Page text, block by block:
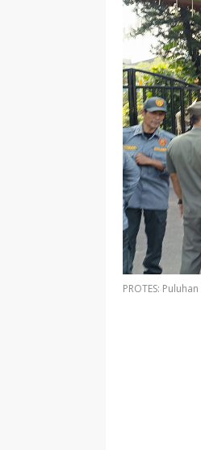
PROTES: